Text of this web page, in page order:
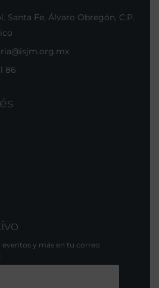
Santa Fe, Álvaro Obregón, C.P.
86
eventos y más en tu correo